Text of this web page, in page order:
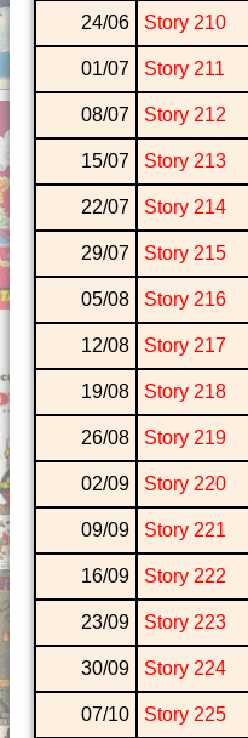
24/06
Story 210
01/07
Story 211
08/07
Story 212
15/07
Story 213
22/07
Story 214
29/07
Story 215
05/08
Story 216
12/08
Story 217
19/08
Story 218
26/08
Story 219
02/09
Story 220
09/09
Story 221
16/09
Story 222
23/09
Story 223
30/09
Story 224
07/10
Story 225